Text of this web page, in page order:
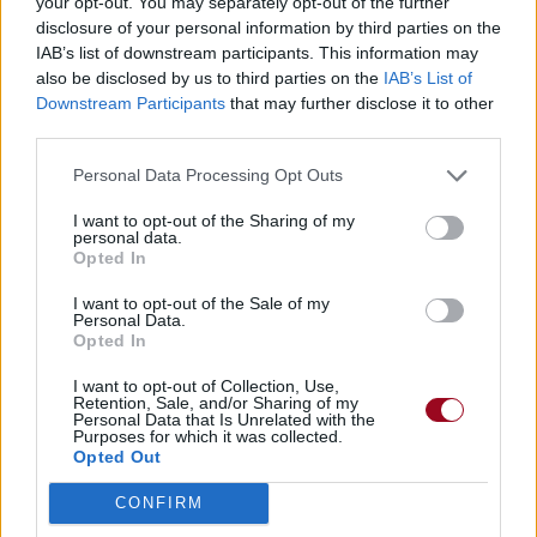
disclosure of your personal information by third parties on the
IAB’s list of downstream participants. This information may
also be disclosed by us to third parties on the IAB’s List of
Downstream Participants that may further disclose it to other
Personal Data Processing Opt Outs
I want to opt-out of the Sharing of my
personal data.
Opted In
I want to opt-out of the Sale of my
Personal Data.
Opted In
I want to opt-out of Collection, Use,
Retention, Sale, and/or Sharing of my
Personal Data that Is Unrelated with the
Purposes for which it was collected.
Opted Out
CONFIRM